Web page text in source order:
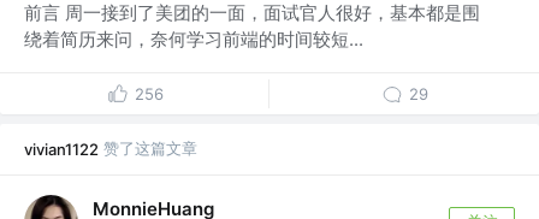
前言 周一接到了美团的一面，面试官人很好，基本都是围
绕着简历来问，奈何学习前端的时间较短...
256 29
vivian1122 赞了这篇文章
MonnieHuang